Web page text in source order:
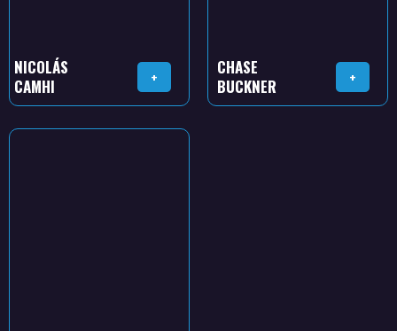
NICOLÁS
CAMHI
+
CHASE
BUCKNER
+